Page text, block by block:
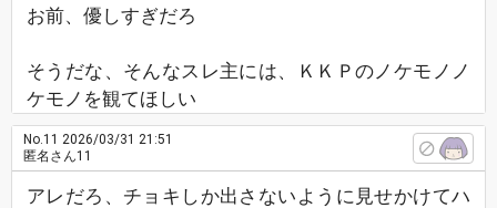
お前、優しすぎだろ
そうだな、そんなスレ主には、ＫＫＰのノケモノノ
ケモノを観てほしい
No.11 2026/03/31 21:51
匿名さん11
アレだろ、チョキしか出さないように見せかけてハ